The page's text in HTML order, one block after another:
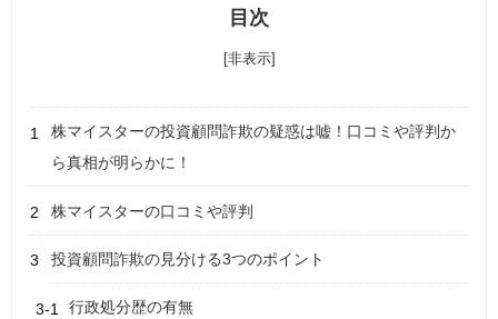
目次
[非表示]
株マイスターの投資顧問詐欺の疑惑は嘘！口コミや評判か
ら真相が明らかに！
株マイスターの口コミや評判
投資顧問詐欺の見分ける3つのポイント
行政処分歴の有無